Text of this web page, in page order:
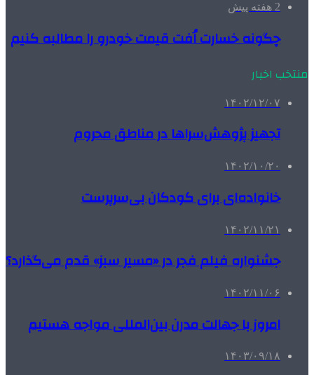
2 هفته پیش
چگونه خسارت اُفت قیمت خودرو را مطالبه کنیم
منتخب اخبار
۱۴۰۲/۱۲/۰۷
تجهیز پژوهش‌سراها در مناطق محروم
۱۴۰۲/۱۰/۲۰
خانواده‌ای برای کودکان بی‌سرپرست
۱۴۰۲/۱۱/۲۱
جشنواره فیلم فجر در «مسیر سبز» قدم می‌گذارد؟
۱۴۰۲/۱۱/۰۶
امروز با جهالت مدرن بین‌المللی مواجه هستیم
۱۴۰۳/۰۹/۱۸